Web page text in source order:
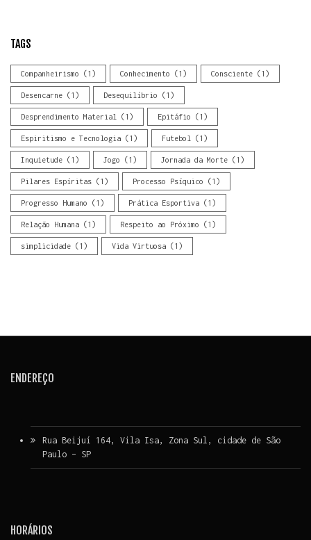
TAGS
Companheirismo (1) Conhecimento (1) Consciente (1)
Desencarne (1) Desequilíbrio (1)
Desprendimento Material (1) Epitáfio (1)
Espiritismo e Tecnologia (1) Futebol (1)
Inquietude (1) Jogo (1) Jornada da Morte (1)
Pilares Espíritas (1) Processo Psíquico (1)
Progresso Humano (1) Prática Esportiva (1)
Relação Humana (1) Respeito ao Próximo (1)
simplicidade (1) Vida Virtuosa (1)
ENDEREÇO
Rua Beijuí 164, Vila Isa, Zona Sul, cidade de São
Paulo – SP
HORÁRIOS